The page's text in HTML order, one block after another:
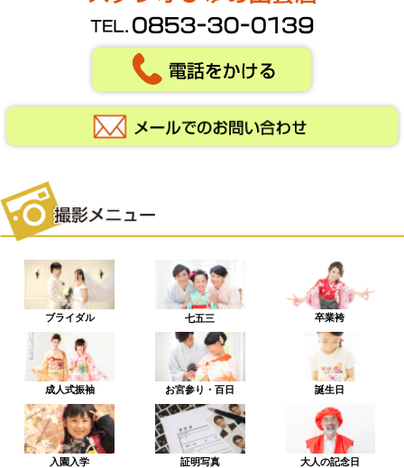
ブライダル 七五三 卒業袴
成人式振袖 お宮参り・百日 誕生日
入園入学 証明写真 大人の記念日